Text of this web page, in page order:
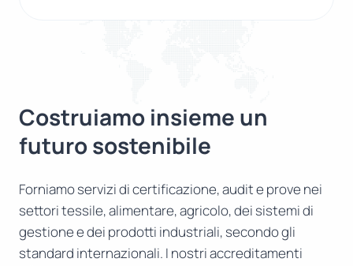
Costruiamo insieme un
futuro sostenibile
Forniamo servizi di certificazione, audit e prove nei
settori tessile, alimentare, agricolo, dei sistemi di
gestione e dei prodotti industriali, secondo gli
standard internazionali. I nostri accreditamenti